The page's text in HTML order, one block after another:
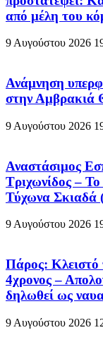
από μέλη του
9 Αυγούστου 2026
Ανάμνηση
στην Αμβρακιά
9 Αυγούστου 2026
Αναστάσιμος
Τριχωνίδος –
Τύχωνα Σκιαδά
9 Αυγούστου 2026
Πάρος: Κλειστό
4χρονος –
δηλωθεί ως
9 Αυγούστου 2026